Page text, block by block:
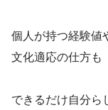
個人が持つ経験値
文化適応の仕方も
できるだけ自分ら